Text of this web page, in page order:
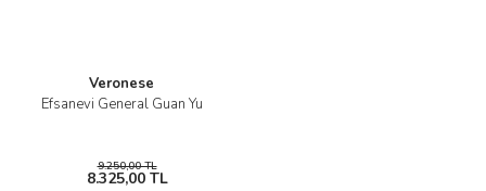
Veronese
Efsanevi General Guan Yu
9.250,00 TL
8.325,00 TL